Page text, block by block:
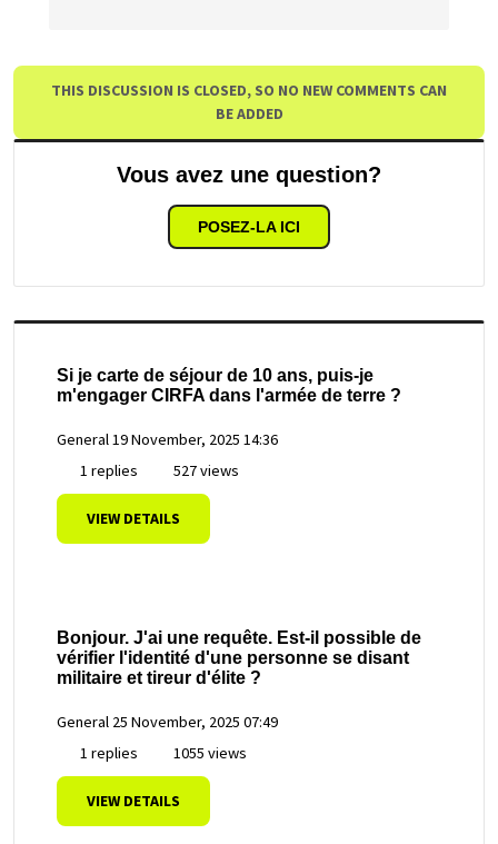
THIS DISCUSSION IS CLOSED, SO NO NEW COMMENTS CAN
BE ADDED
Vous avez une question?
POSEZ-LA ICI
Si je carte de séjour de 10 ans, puis-je
m'engager CIRFA dans l'armée de terre ?
General19 November, 2025 14:36
1 replies
527 views
VIEW DETAILS
Bonjour. J'ai une requête. Est-il possible de
vérifier l'identité d'une personne se disant
militaire et tireur d'élite ?
General 25 November, 2025 07:49
1 replies
1055 views
VIEW DETAILS